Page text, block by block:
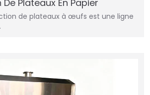
Plateaux En Papier
de plateaux à œufs est une ligne